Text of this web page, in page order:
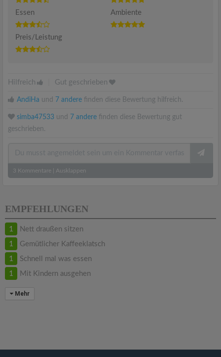
Essen Ambiente
Preis/Leistung
Hilfreich Gut geschrieben
AndiHa und 7 andere finden diese Bewertung hilfreich.
simba47533 und 7 andere finden diese Bewertung gut
geschrieben.
3 Kommentare Ausklappen
EMPFEHLUNGEN
1 Nett draußen sitzen
1 Gemütlicher Kaffeeklatsch
1 Schnell mal was essen
1 Mit Kindern ausgehen
Mehr